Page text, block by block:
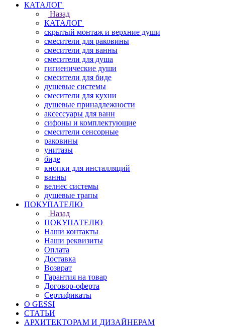
КАТАЛОГ
Назад
КАТАЛОГ
скрытый монтаж и верхние души
смесители для раковины
смесители для ванны
смесители для душа
гигиенические души
смесители для биде
душевые системы
смесители для кухни
душевые принадлежности
аксессуары для ванн
сифоны и комплектующие
смесители сенсорные
раковины
унитазы
биде
кнопки для инсталляций
ванны
велнес системы
душевые трапы
ПОКУПАТЕЛЮ
Назад
ПОКУПАТЕЛЮ
Наши контакты
Наши реквизиты
Оплата
Доставка
Возврат
Гарантия на товар
Договор-оферта
Сертификаты
О GESSI
СТАТЬИ
АРХИТЕКТОРАМ И ДИЗАЙНЕРАМ